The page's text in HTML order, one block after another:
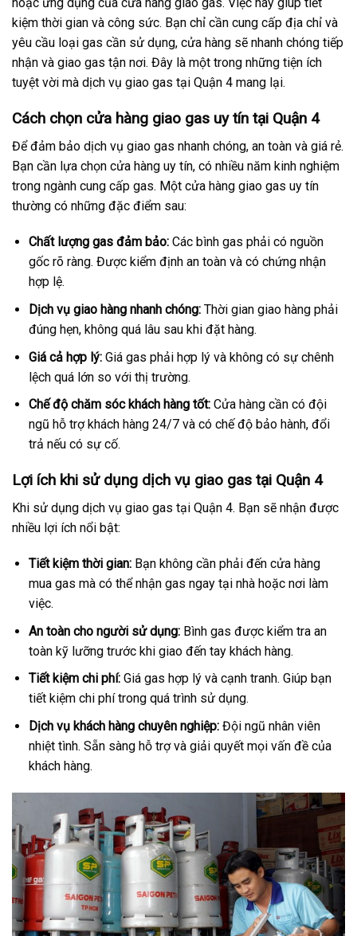
kiệm thời gian và công sức. Bạn chỉ cần cung cấp địa chỉ và
yêu cầu loại gas cần sử dụng, cửa hàng sẽ nhanh chóng tiếp
nhận và giao gas tận nơi. Đây là một trong những tiện ích
tuyệt vời mà dịch vụ giao gas tại Quận 4 mang lại.
Cách chọn cửa hàng giao gas uy tín tại Quận 4
Để đảm bảo dịch vụ giao gas nhanh chóng, an toàn và giá rẻ.
Bạn cần lựa chọn cửa hàng uy tín, có nhiều năm kinh nghiệm
trong ngành cung cấp gas. Một cửa hàng giao gas uy tín
thường có những đặc điểm sau:
Chất lượng gas đảm bảo:Các bình gas phải có nguồn
gốc rõ ràng. Được kiểm định an toàn và có chứng nhận
hợp lệ.
Dịch vụ giao hàng nhanh chóng:Thời gian giao hàng phải
đúng hẹn, không quá lâu sau khi đặt hàng.
Giá cả hợp lý:Giá gas phải hợp lý và không có sự chênh
lệch quá lớn so với thị trường.
Chế độ chăm sóc khách hàng tốt:Cửa hàng cần có đội
ngũ hỗ trợ khách hàng 24/7 và có chế độ bảo hành, đổi
trả nếu có sự cố.
Lợi ích khi sử dụng dịch vụ giao gas tại Quận 4
Khi sử dụng dịch vụ giao gas tại Quận 4. Bạn sẽ nhận được
nhiều lợi ích nổi bật:
Tiết kiệm thời gian:Bạn không cần phải đến cửa hàng
mua gas mà có thể nhận gas ngay tại nhà hoặc nơi làm
việc.
An toàn cho người sử dụng:Bình gas được kiểm tra an
toàn kỹ lưỡng trước khi giao đến tay khách hàng.
Tiết kiệm chi phí:Giá gas hợp lý và cạnh tranh. Giúp bạn
tiết kiệm chi phí trong quá trình sử dụng.
Dịch vụ khách hàng chuyên nghiệp:Đội ngũ nhân viên
nhiệt tình. Sẵn sàng hỗ trợ và giải quyết mọi vấn đề của
khách hàng.